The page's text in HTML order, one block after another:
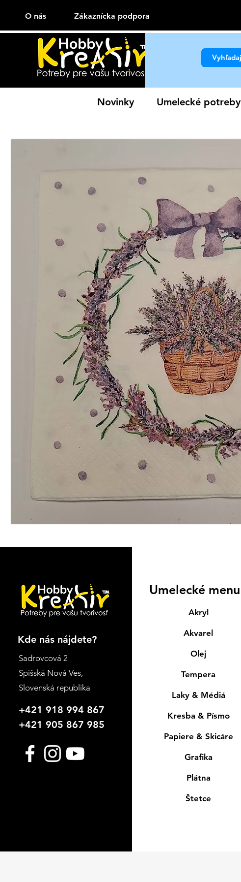
O nás Zákaznícka podpora
Novinky Umelecké potreby
Kde nás nájdete?
Sadrovcová 2
Spišská Nová Ves,
Slovenská republika
+421 918 994 867
+421 905 867 985
Umelecké menu
Akryl
Akvarel
Olej
Tempera
Laky & Médiá
Kresba & Písmo
Papiere & Skicáre
Grafika
Plátna
Štetce